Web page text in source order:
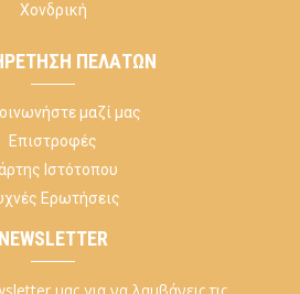
Χονδρική
ΠΕΛΑΤΏΝ
μαζί μας
Επιστροφές
Ιστότοπου
Ερωτήσεις
NEWSLETTER